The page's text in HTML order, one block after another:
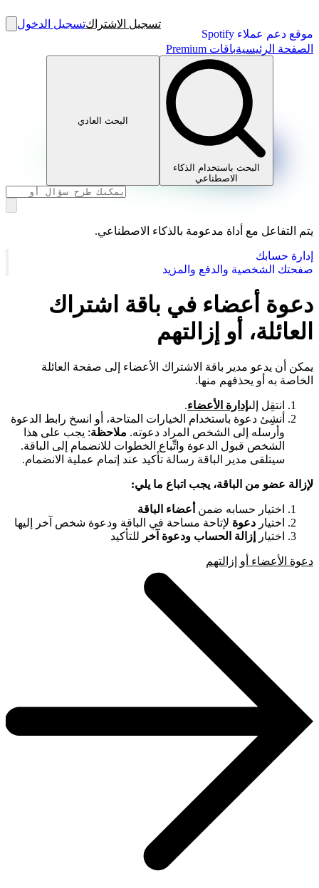
موقع دعم عملاء Spotify
تسجيل الاشتراكتسجيل الدخول
الصفحة الرئيسيةباقات Premium
البحث باستخدام الذكاء
الاصطناعي
البحث العادي
يتم التفاعل مع أداة مدعومة بالذكاء الاصطناعي.
إدارة حسابك
صفحتك الشخصية والدفع والمزيد
دعوة أعضاء في باقة اشتراك
العائلة، أو إزالتهم
يمكن أن يدعو مدير باقة الاشتراك الأعضاء إلى صفحة العائلة
الخاصة به أو يحذفهم منها.
انتقِل إلىإدارة الأعضاء.
أنشِئ دعوة باستخدام الخيارات المتاحة، أو انسخ رابط الدعوة
وأرسله إلى الشخص المراد دعوته. ملاحظة: يجب على هذا
الشخص قبول الدعوة واتِّباع الخطوات للانضمام إلى الباقة.
سيتلقى مدير الباقة رسالة تأكيد عند إتمام عملية الانضمام.
لإزالة عضو من الباقة، يجب اتباع ما يلي:
اختيار حسابه ضمن أعضاء الباقة
اختيار دعوة لإتاحة مساحة في الباقة ودعوة شخص آخر إليها
اختيار
إزالة الحساب ودعوة آخر للتأكيد
دعوة الأعضاء أو إزالتهم